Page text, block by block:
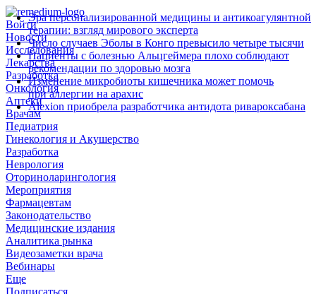
Войти
Новости
Исследования
Лекарства
Разработка
Онкология
Аптеки
Врачам
Педиатрия
Гинекология и Акушерство
Разработка
Неврология
Оториноларингология
Мероприятия
Фармацевтам
Законодательство
Медицинские издания
Аналитика рынка
Видеозаметки врача
Вебинары
Еще
Подписаться
Эра персонализированной медицины и антикоагулянтной
терапии: взгляд мирового эксперта
Число случаев Эболы в Конго превысило четыре тысячи
Пациенты с болезнью Альцгеймера плохо соблюдают
рекомендации по здоровью мозга
Изменение микробиоты кишечника может помочь
при аллергии на арахис
Alexion приобрела разработчика антидота ривароксабана